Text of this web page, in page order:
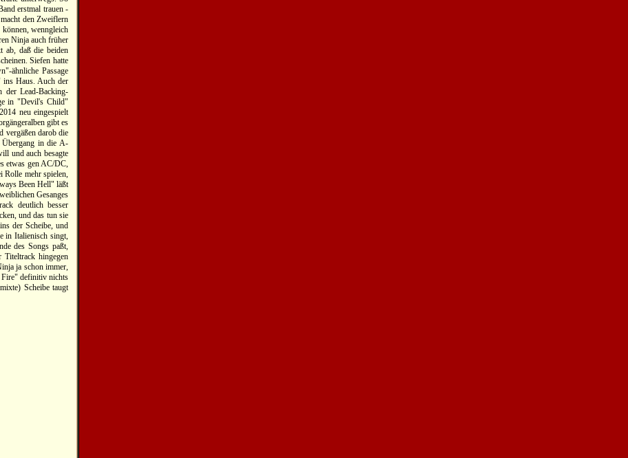
erstmal trauen -
den Zweiflern
wenngleich
Ninja auch früher
ab, daß die beiden
Siefen hatte
ähnliche Passage
ins Haus. Auch der
der Lead-Backing-
in "Devil's Child"
neu eingespielt
gibt es
vergäßen darob die
Übergang in die A-
und auch besagte
etwas gen AC/DC,
Rolle mehr spielen,
Been Hell" läßt
Gesanges
deutlich besser
und das tun sie
der Scheibe, und
in Italienisch singt,
des Songs paßt,
Titeltrack hingegen
ja schon immer,
Fire" definitiv nichts
Scheibe taugt